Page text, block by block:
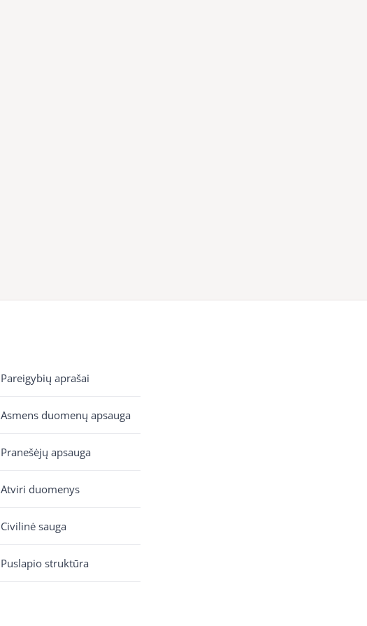
Pareigybių aprašai
Asmens duomenų apsauga
Pranešėjų apsauga
Atviri duomenys
Civilinė sauga
Puslapio struktūra